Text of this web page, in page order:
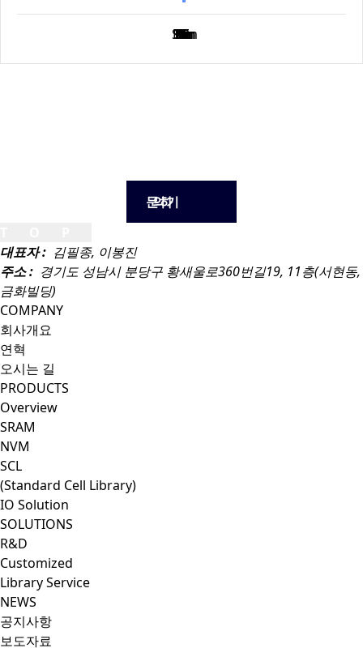
SF130nm · SF90nm · SF5nm · SF4nm · SF3nm · SF2nm
문의하기
대표자 : 김필종, 이봉진
주소 : 경기도 성남시 분당구 황새울로360번길19, 11층(서현동,
금화빌딩)
COMPANY
회사개요
연혁
오시는 길
PRODUCTS
Overview
SRAM
NVM
SCL
(Standard Cell Library)
IO Solution
SOLUTIONS
R&D
Customized
Library Service
NEWS
공지사항
보도자료